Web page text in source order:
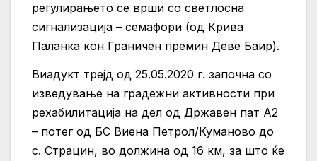
регулирањето се врши со светлосна
сигнализација – семафори (од Крива
Паланка кон Граничен премин Деве Баир).
Виадукт трејд од 25.05.2020 г. започна со
изведување на градежни активности при
рехабилитација на дел од Државен пат А2
– потег од БС Виена Петрол/Куманово до
с. Страцин, во должина од 16 км, за што ќе